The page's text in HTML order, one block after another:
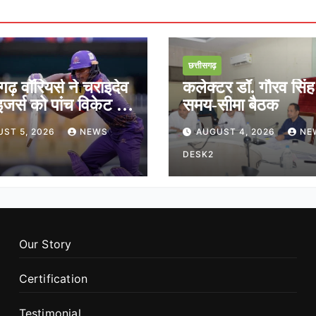
वॉरियर्स ने चराइदेव
को पांच विकेट से
5, 2026 NEWS
छत्तीसगढ़
कलेक्टर डॉ. गौरव
समय-सीमा बैठक
AUGUST 4, 2026
DESK2
Our Story
Certification
Testimonial